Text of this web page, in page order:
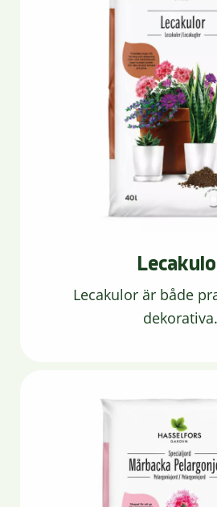
Lecakulor är både
dekorativa.